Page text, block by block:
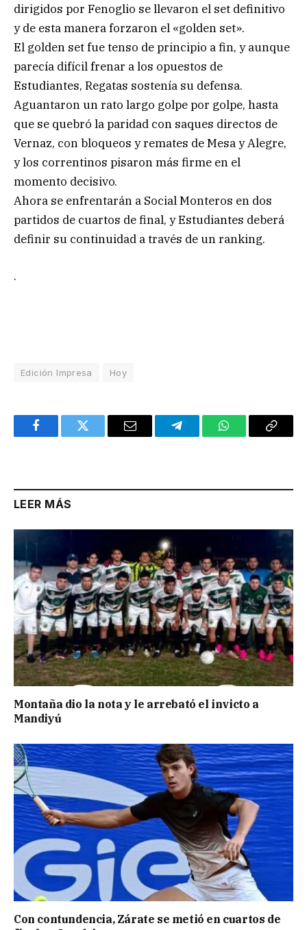
dirigidos por Fenoglio se llevaron el set definitivo
y de esta manera forzaron el «golden set».
El golden set fue tenso de principio a fin, y aunque
parecía difícil frenar a los opuestos de
Estudiantes, Regatas sostenía su defensa.
Aguantaron un rato largo golpe por golpe, hasta
que se quebró la paridad con saques directos de
Vernaz, con bloqueos y remates de Mesa y Alegre,
y los correntinos pisaron más firme en el
momento decisivo.
Ahora se enfrentarán a Social Monteros en dos
partidos de cuartos de final, y Estudiantes deberá
definir su continuidad a través de un ranking.
.
Edición Impresa Hoy
FacebookTwitter Email TelegramWhatsAppCopy
LEER MÁS
Montaña dio la nota y le arrebató el invicto a
Mandiyú
Con contundencia, Zárate se metió en cuartos de